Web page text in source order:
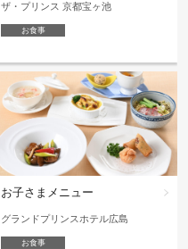
ザ・プリンス 京都宝ヶ池
お食事
お子さまメニュー
グランドプリンスホテル広島
お食事